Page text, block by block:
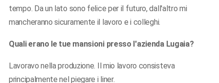
tempo. Da un lato sono felice per il futuro, dall'altro mi
mancheranno sicuramente il lavoro e i colleghi.
Quali erano le tue mansioni presso l'azienda Lugaia?
Lavoravo nella produzione. Il mio lavoro consisteva
principalmente nel piegare i liner.